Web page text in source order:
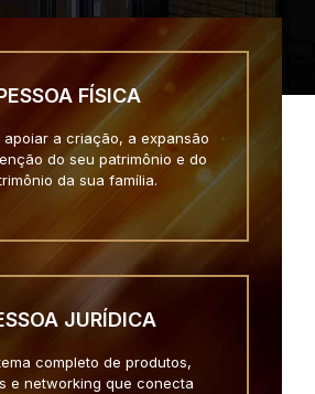
FÍSICA
apoiar a criação, a expansão
do seu patrimônio e do
da sua família.
JURÍDICA
completo de produtos,
e networking que conecta